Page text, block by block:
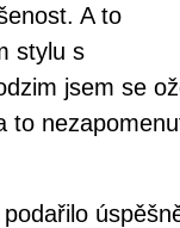
A to
stylu s
jsem se
to